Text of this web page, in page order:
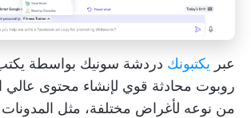
عبر يكتبونك دردشة سونيك بواسطة
روبوت محادثة قوي لإنشاء محتوى عالي
من نوعه لأغراض مختلفة، مثل المدونات